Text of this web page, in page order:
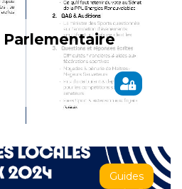
Guides